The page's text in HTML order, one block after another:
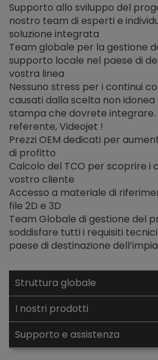
Supporto allo sviluppo del
nostro team di esperti e
soluzione integrata
Team globale per la gestione
supporto locale nel paese di
vostra linea
Nessuno stress per i continui
causati dalla scelta non idonea
stampa che dovrete integrare.
referente, Videojet !
Prezzi OEM dedicati per
di profitto
Calcolo del TCO per scoprire i
vostro cliente
Accesso a materiale di
file 2D e 3D
Team Globale di gestione del
soddisfare tutti i requisiti
paese di destinazione
Struttura globale
I nostri prodotti
Supporto e assistenza